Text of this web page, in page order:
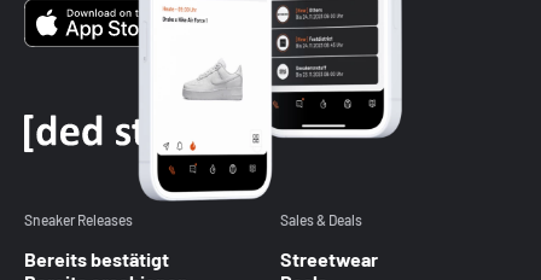
Sneaker Releases
Bereits bestätigt
Sales & Deals
Streetwear